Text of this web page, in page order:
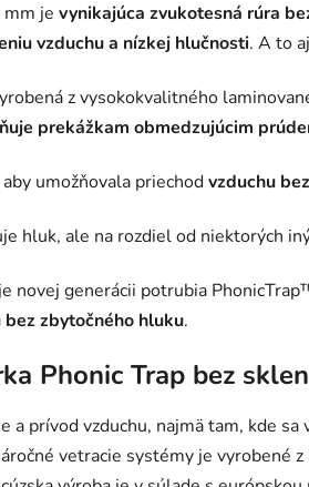
je vynikajúca zvukotesná rúra
vzduchu a nízkej hlučnosti. A to
z vysokokvalitného
prekážkam obmedzujúcim
umožňovala priechodvzduchu
hluk, ale na rozdiel od niektorých
novej generácii potrubia
zbytočného hluku.
Phonic Trap bez
a prívod vzduchu, najmä tam, kde sa
vetracie systémy je vyrobené